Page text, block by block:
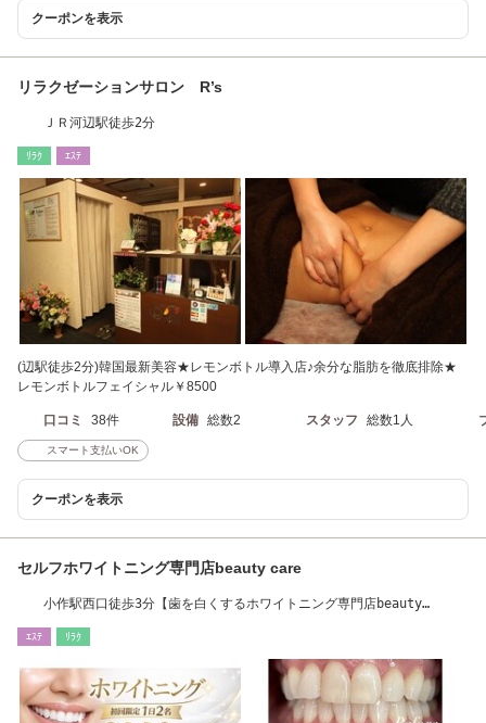
クーポンを表示
リラクゼーションサロン R’s
ＪＲ河辺駅徒歩2分
ﾘﾗｸ ｴｽﾃ
(辺駅徒歩2分)韓国最新美容★レモンボトル導入店♪余分な脂肪を徹底排除★
レモンボトルフェイシャル￥8500
口コミ 38件 設備 総数2 スタッフ 総数1人
スマート支払いOK
クーポンを表示
セルフホワイトニング専門店beauty care
小作駅西口徒歩3分【歯を白くするホワイトニング専門店beauty
ｴｽﾃ ﾘﾗｸ